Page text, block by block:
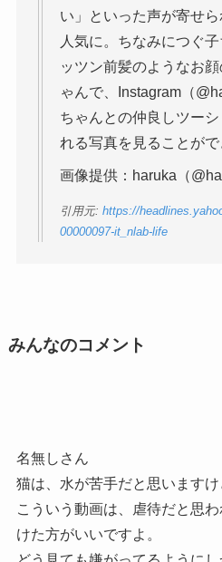
い」といった声が寄せ
人気に。ちなみにつぐ
ッツン前髪のようなお
ゃんで、Instagram（
ちゃんとの仲良しツー
れる写真を見ることがで
画像提供：haruka（
引用元: https://
00000097-it_nlab-life
みんなのコメント
名無しさん
猫は、水が苦手だと思います
こういう動画は、虐待だと思
けた方がいいですよ。